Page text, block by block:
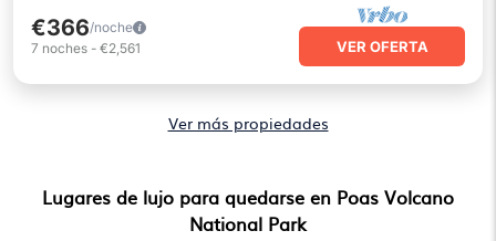
€366/noche
7 noches - €2,561 VER OFERTA
Ver más propiedades
Lugares de lujo para quedarse en Poas Volcano
National Park